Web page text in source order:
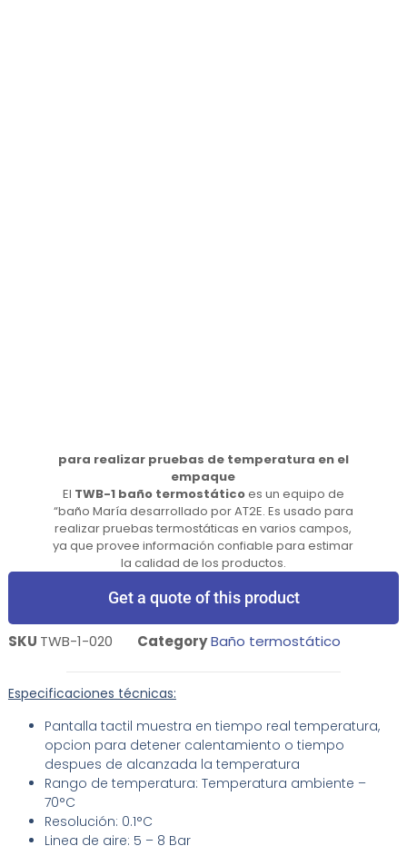
para realizar pruebas de temperatura en el
empaque
El TWB-1 baño termostáticoes un equipo de
“baño María desarrollado por AT2E. Es usado para
realizar pruebas termostáticas en varios campos,
ya que provee información confiable para estimar
la calidad de los productos.
Get a quote of this product
SKU TWB-1-020 CategoryBaño termostático
Especificaciones técnicas:
Pantalla tactil muestra en tiempo real temperatura,
opcion para detener calentamiento o tiempo
despues de alcanzada la temperatura
Rango de temperatura: Temperatura ambiente –
70°C
Resolución: 0.1°C
Linea de aire: 5 – 8 Bar